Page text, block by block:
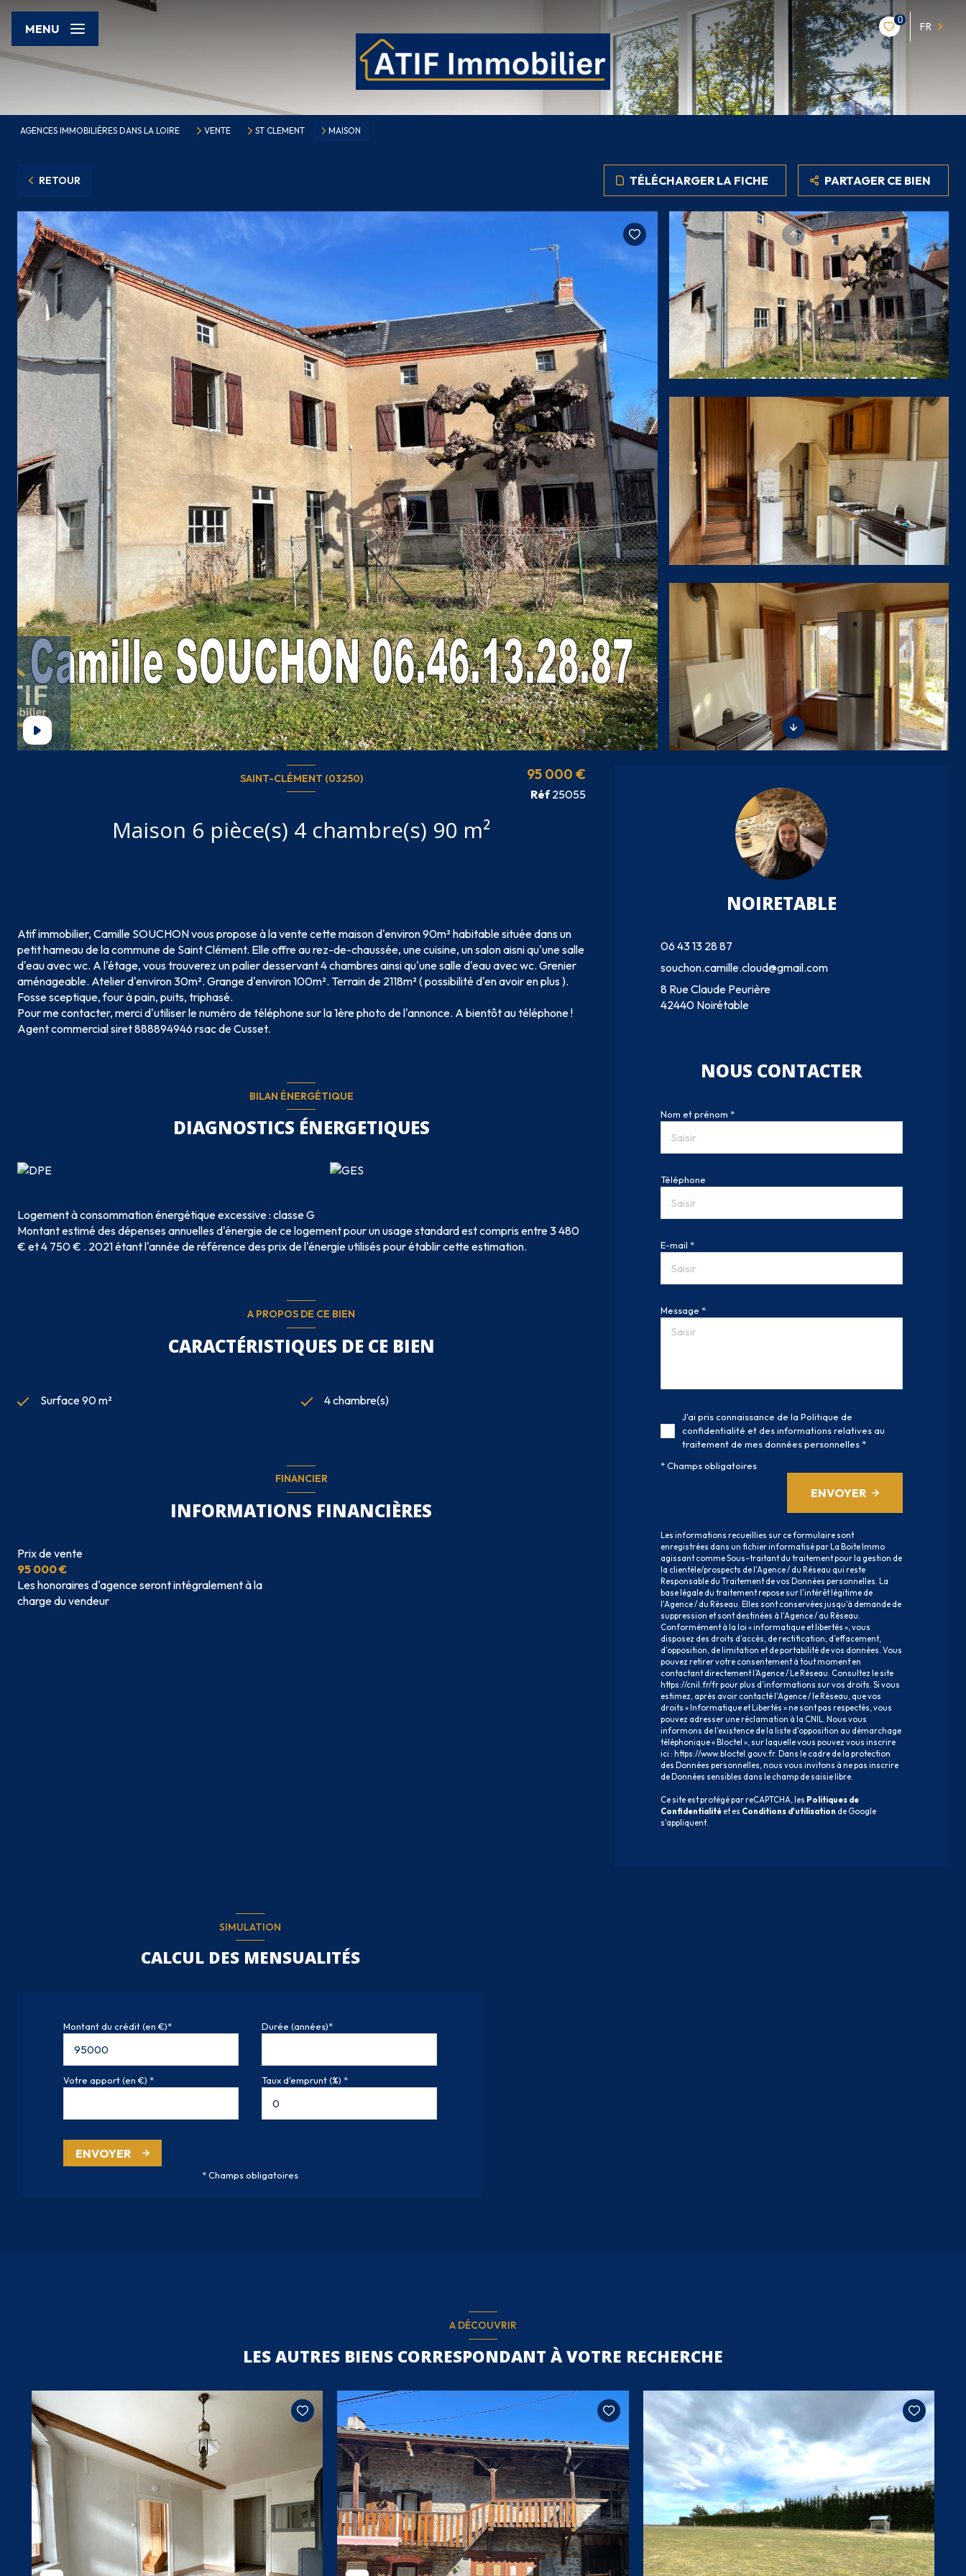
0
FR
MENU
AGENCES IMMOBILIÈRES DANS LA LOIRE VENTE ST CLEMENT MAISON
RETOUR TÉLÉCHARGER LA FICHE PARTAGER CE BIEN
SAINT-CLÉMENT (03250)
Maison 6 pièce(s) 4 chambre(s) 90 m²
95 000 €
Réf25055
Atif immobilier, Camille SOUCHON vous propose à la vente cette maison d'environ 90m² habitable située dans un
petit hameau de la commune de Saint Clément. Elle offre au rez-de-chaussée, une cuisine, un salon aisni qu'une salle
d'eau avec wc. A l'étage, vous trouverez un palier desservant 4 chambres ainsi qu'une salle d'eau avec wc. Grenier
aménageable. Atelier d'environ 30m². Grange d'environ 100m². Terrain de 2118m² ( possibilité d'en avoir en plus ).
Fosse sceptique, four à pain, puits, triphasé.
Pour me contacter, merci d'utiliser le numéro de téléphone sur la 1ère photo de l'annonce. A bientôt au téléphone !
Agent commercial siret 888894946 rsac de Cusset.
BILAN ÉNERGÉTIQUE
DIAGNOSTICS ÉNERGETIQUES
Logement à consommation énergétique excessive : classe G
Montant estimé des dépenses annuelles d'énergie de ce logement pour un usage standard est compris entre 3 480
€ et 4 750 € . 2021 étant l'année de référence des prix de l'énergie utilisés pour établir cette estimation.
A PROPOS DE CE BIEN
CARACTÉRISTIQUES DE CE BIEN
Surface 90 m² 4 chambre(s)
FINANCIER
INFORMATIONS FINANCIÈRES
Prix de vente
95 000 €
Les honoraires d'agence seront intégralement à la
charge du vendeur
NOIRETABLE
06 43 13 28 87
souchon.camille.cloud@gmail.com
8 Rue Claude Peurière
42440 Noirétable
NOUS CONTACTER
Nom et prénom *
Téléphone
E-mail *
Message *
J'ai pris connaissance de la Politique de
confidentialité et des informations relatives au
traitement de mes données personnelles *
* Champs obligatoires
ENVOYER
Les informations recueillies sur ce formulaire sont
enregistrées dans un fichier informatisé par La Boite Immo
agissant comme Sous-traitant du traitement pour la gestion de
la clientèle/prospects de l'Agence / du Réseau qui reste
Responsable du Traitement de vos Données personnelles. La
base légale du traitement repose sur l'intérêt légitime de
l'Agence / du Réseau. Elles sont conservées jusqu'à demande de
suppression et sont destinées à l'Agence / au Réseau.
Conformément à la loi « informatique et libertés », vous
disposez des droits d’accès, de rectification, d’effacement,
d’opposition, de limitation et de portabilité de vos données. Vous
pouvez retirer votre consentement à tout moment en
contactant directement l’Agence / Le Réseau. Consultez le site
https://cnil.fr/frpour plus d’informations sur vos droits. Si vous
estimez, après avoir contacté l'Agence / le Réseau, que vos
droits « Informatique et Libertés » ne sont pas respectés, vous
pouvez adresser une réclamation à la CNIL. Nous vous
informons de l’existence de la liste d'opposition au démarchage
téléphonique « Bloctel », sur laquelle vous pouvez vous inscrire
ici : https://www.bloctel.gouv.fr. Dans le cadre de la protection
des Données personnelles, nous vous invitons à ne pas inscrire
de Données sensibles dans le champ de saisie libre.
Ce site est protégé par reCAPTCHA, les Politiques de
Confidentialitéet es Conditions d'utilisation de Google
s'appliquent.
SIMULATION
CALCUL DES MENSUALITÉS
Montant du crédit (en €)* Durée (années)*
Votre apport (en €) * Taux d'emprunt (%) *
ENVOYER
* Champs obligatoires
A DÉCOUVRIR
LES AUTRES BIENS CORRESPONDANT À VOTRE RECHERCHE